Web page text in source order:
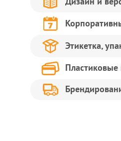
Этикетка,
Пластиковые